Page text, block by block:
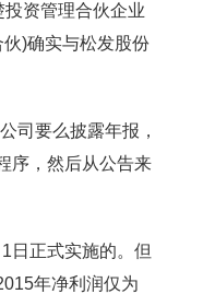
资管理合伙企业
)确实与松发股份
司要么披露年报，
序，然后从公告来
日正式实施的。但
年净利润仅为